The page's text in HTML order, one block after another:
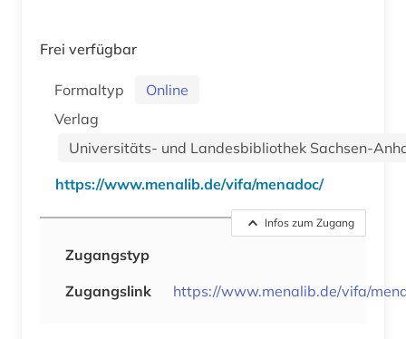
Frei verfügbar
Formaltyp
Online
Verlag
Universitäts- und Landesbibliothek Sachsen-
https://www.menalib.de/vifa/menadoc/
Infos zum Zugang
Zugangstyp
Zugangslink
https://www.menalib.de/vifa/